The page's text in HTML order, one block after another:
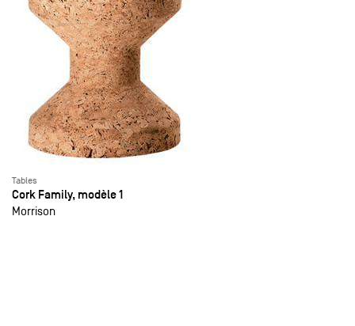
Tables
Cork Family, modèle 1
Morrison